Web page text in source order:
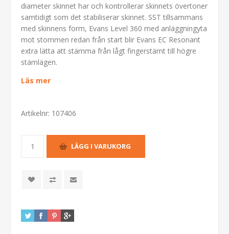
diameter skinnet har och kontrollerar skinnets övertoner
samtidigt som det stabiliserar skinnet. SST tillsammans
med skinnens form, Evans Level 360 med anläggningyta
mot stommen redan från start blir Evans EC Resonant
extra lätta att stämma från lågt fingerstämt till högre
stämlägen.
Läs mer
Artikelnr: 107406